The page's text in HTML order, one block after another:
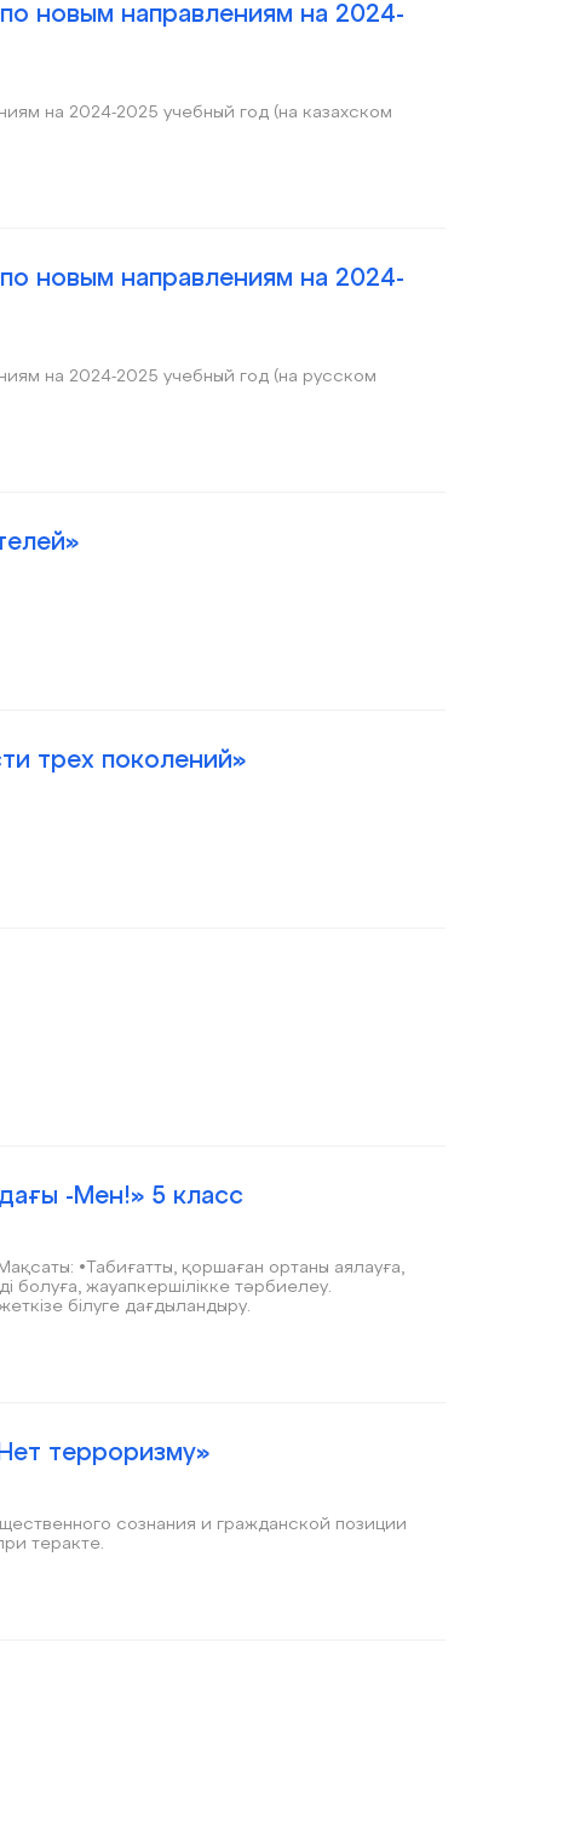
новым направлениям на 2024-
на 2024-2025 учебный год (на казахском
новым направлениям на 2024-
на 2024-2025 учебный год (на русском
трех поколений»
-Мен!» 5 класс
•Табиғатты, қоршаған ортаны аялауға,
болуға, жауапкершілікке тәрбиелеу.
білуге дағдыландыру.
терроризму»
сознания и гражданской позиции
теракте.